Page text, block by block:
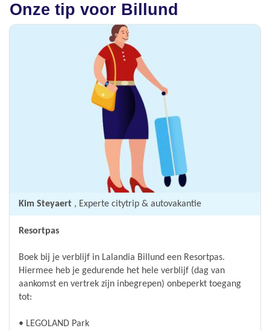
Onze tip voor Billund
Kim Steyaert , Experte citytrip & autovakantie
Resortpas
Boek bij je verblijf in Lalandia Billund een Resortpas.
Hiermee heb je gedurende het hele verblijf (dag van
aankomst en vertrek zijn inbegrepen) onbeperkt toegang
tot:
• LEGOLAND Park